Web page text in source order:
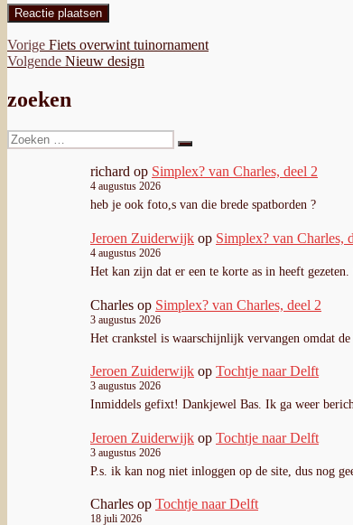
Bericht
navigatie
Vorige Vorig
bericht:
Fiets overwint tuinornament
Volgende Volgend
Nieuw design
zoeken
Zoeken
naar:
Zoeken
richard op Simplex? van Charles, deel 2
4 augustus 2026
heb je ook foto,s van die brede spatborden ?
Jeroen Zuiderwijk op Simplex? van Charles,
4 augustus 2026
Het kan zijn dat er een te korte as in heeft
Charles op Simplex? van Charles, deel 2
3 augustus 2026
Het crankstel is waarschijnlijk vervangen omdat
Jeroen Zuiderwijk op Tochtje naar Delft
3 augustus 2026
Inmiddels gefixt! Dankjewel Bas. Ik ga weer
Jeroen Zuiderwijk op Tochtje naar Delft
3 augustus 2026
P.s. ik kan nog niet inloggen op de site, dus nog
Charles op Tochtje naar Delft
18 juli 2026